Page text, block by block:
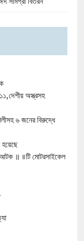
অস্ত্রসহ
৬ জনের বিরুদ্ধে
॥ ৪টি মোটরসাইকেল